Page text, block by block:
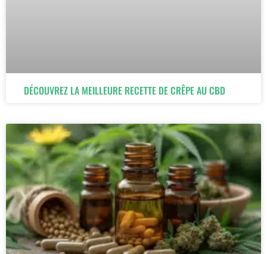
DÉCOUVREZ LA MEILLEURE RECETTE DE CRÊPE AU CBD